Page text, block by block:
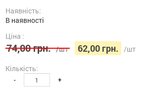
Наявність:
В наявності
Ціна :
74,00 грн. /шт 62,00 грн. /шт
Кількість:
- +